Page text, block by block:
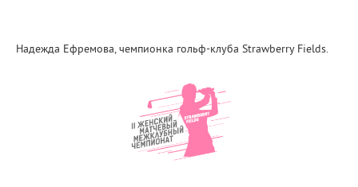
Надежда Ефремова, чемпионка гольф-клуба Strawberry Fields.